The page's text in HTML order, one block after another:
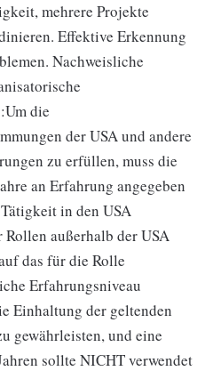
mehrere Projekte
Effektive Erkennung
Nachweisliche
die
der USA und andere
zu erfüllen, muss die
an Erfahrung angegeben
in den USA
außerhalb der USA
das für die Rolle
Erfahrungsniveau
Einhaltung der geltenden
gewährleisten, und eine
sollte NICHT verwendet